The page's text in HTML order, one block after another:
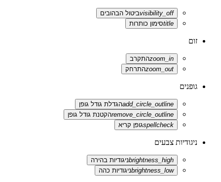
visibility_offביטול הבהובים
titleסימון כותרות
זום
zoom_inהתקרב
zoom_outהתרחק
גופנים
add_circle_outlineהגדלת גודל גופן
remove_circle_outlineהקטנת גודל גופן
spellcheckגופן קריא
ניגודיות צבעים
brightness_highניגודיות בהירה
brightness_lowניגודיות כהה